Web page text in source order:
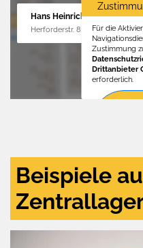
Hans Heinrichs GmbH
Herforderstr. 81, 32657 Lemgo
Für die
Zustimmung
Drittanbieter
erforderlich.
Beispiele